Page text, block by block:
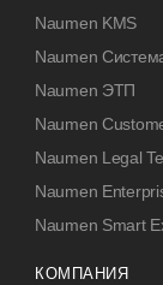
Naumen KMS
Naumen
Naumen ЭТП
Naumen
Naumen Legal
Naumen
Naumen Smart
КОМПАНИЯ